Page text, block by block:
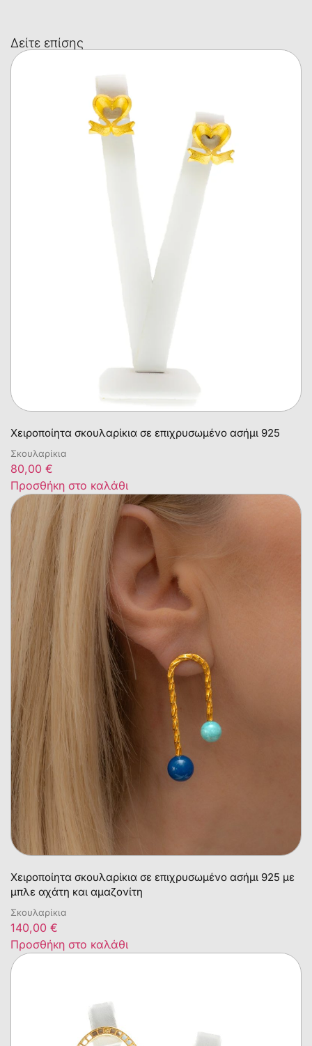
Δείτε επίσης
Χειροποίητα σκουλαρίκια σε επιχρυσωμένο ασήμι 925
Σκουλαρίκια
80,00 €
Προσθήκη στο καλάθι
Χειροποίητα σκουλαρίκια σε επιχρυσωμένο ασήμι 925 με
μπλε αχάτη και αμαζονίτη
Σκουλαρίκια
140,00 €
Προσθήκη στο καλάθι